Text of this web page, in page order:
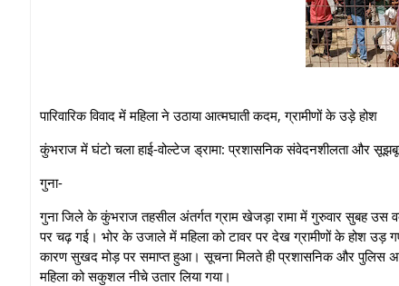
पारिवारिक विवाद में महिला ने उठाया आत्मघाती कदम, ग्रामीणों के उड़े होश
​कुंभराज में घंटो चला हाई-वोल्टेज ड्रामा: प्रशासनिक संवेदनशीलता और
गुना-
गुना जिले के कुंभराज तहसील अंतर्गत ग्राम खेजड़ा रामा में गुरुवार सुबह उस
पर चढ़ गई। भोर के उजाले में महिला को टावर पर देख ग्रामीणों के होश
कारण सुखद मोड़ पर समाप्त हुआ। सूचना मिलते ही प्रशासनिक और
महिला को सकुशल नीचे उतार लिया गया।